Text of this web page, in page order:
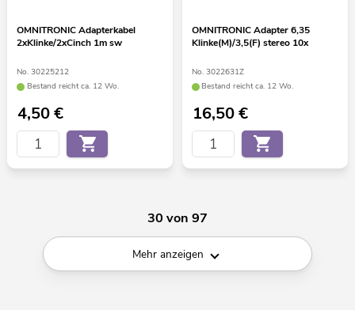
OMNITRONIC Adapterkabel
2xKlinke/2xCinch 1m sw
No. 30225212
Bestand reicht ca. 12 Wo.
4,50€
OMNITRONIC Adapter 6,35
Klinke(M)/3,5(F) stereo 10x
No. 3022631Z
Bestand reicht ca. 12 Wo.
16,50€
30 von 97
Mehr anzeigen